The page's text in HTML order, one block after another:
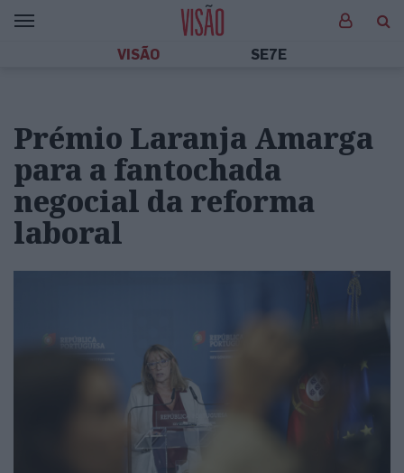
VISÃO SE7E
Prémio Laranja Amarga
para a fantochada
negocial da reforma
laboral